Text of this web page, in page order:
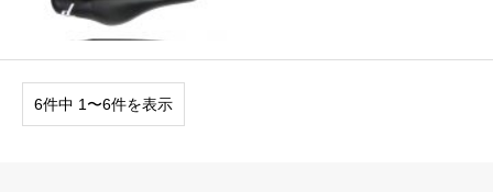
6件中 1〜6件を表示